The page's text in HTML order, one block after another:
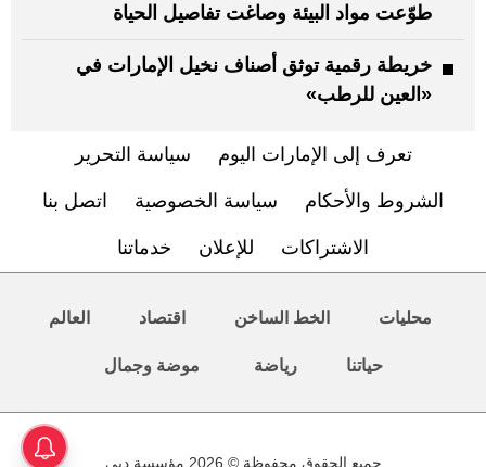
طوّعت مواد البيئة وصاغت تفاصيل الحياة
خريطة رقمية توثق أصناف نخيل الإمارات في
«العين للرطب»
تعرف إلى الإمارات اليوم سياسة التحرير
الشروط والأحكام سياسة الخصوصية اتصل بنا
الاشتراكات للإعلان خدماتنا
محليات الخط الساخن اقتصاد العالم
حياتنا رياضة موضة وجمال
جميع الحقوق محفوظة © 2026 مؤسسة دبي